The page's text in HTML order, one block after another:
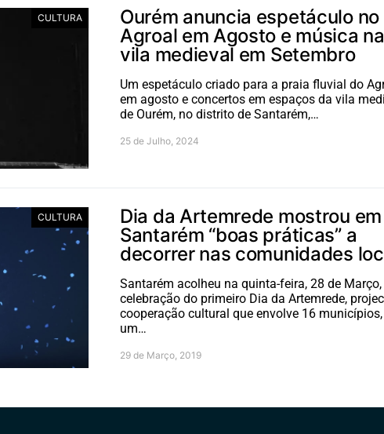
CULTURA
Ourém anuncia espetáculo no
Agroal em Agosto e música na
vila medieval em Setembro
Um espetáculo criado para a praia fluvial do
em agosto e concertos em espaços da vila
de Ourém, no distrito de Santarém,…
25 de Julho, 2024
CULTURA
Dia da Artemrede mostrou em
Santarém “boas práticas” a
decorrer nas comunidades
Santarém acolheu na quinta-feira, 28 de Março,
celebração do primeiro Dia da Artemrede,
cooperação cultural que envolve 16
um…
29 de Março, 2019